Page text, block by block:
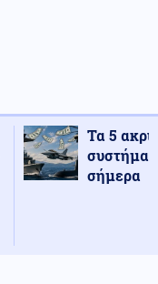
Τα 5
σήμερα